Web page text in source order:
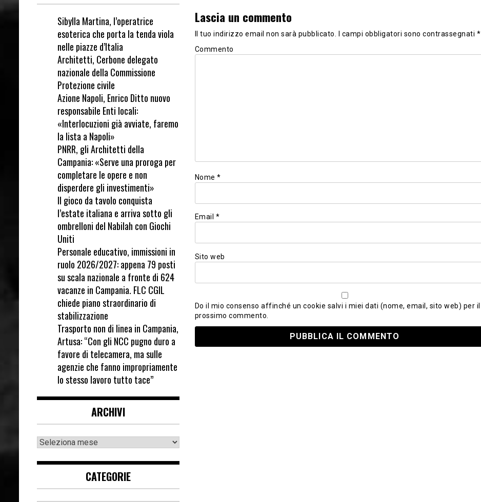
Lascia un commento
Il tuo indirizzo email non sarà pubblicato. I campi obbligatori sono contrassegnati *
Commento
Nome *
Email *
Sito web
Do il mio consenso affinché un cookie salvi i miei dati (nome, email, sito web) per il
prossimo commento.
Sibylla Martina, l’operatrice
esoterica che porta la tenda viola
nelle piazze d’Italia
Architetti, Cerbone delegato
nazionale della Commissione
Protezione civile
Azione Napoli, Enrico Ditto nuovo
responsabile Enti locali:
«Interlocuzioni già avviate, faremo
la lista a Napoli»
PNRR, gli Architetti della
Campania: «Serve una proroga per
completare le opere e non
disperdere gli investimenti»
Il gioco da tavolo conquista
l’estate italiana e arriva sotto gli
ombrelloni del Nabilah con Giochi
Uniti
Personale educativo, immissioni in
ruolo 2026/2027: appena 79 posti
su scala nazionale a fronte di 624
vacanze in Campania. FLC CGIL
chiede piano straordinario di
stabilizzazione
Trasporto non di linea in Campania,
Artusa: “Con gli NCC pugno duro a
favore di telecamera, ma sulle
agenzie che fanno impropriamente
lo stesso lavoro tutto tace”
ARCHIVI
CATEGORIE